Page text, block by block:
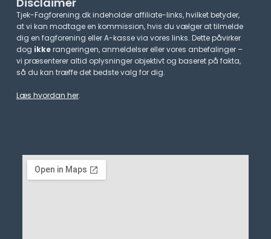
Tjek-Fagforening.dk indeholder affiliate-links, hvilket betyder,
at vi kan modtage en kommission, hvis du vælger at tilmelde
dig en fagforening eller A-kasse via vores links. Dette påvirker
dog ikkerangeringen, anmeldelser eller vores anbefalinger –
vi præsenterer altid oplysninger objektivt og baseret på fakta,
så du kan træffe det bedste valg for dig.
Læs hvordan her.